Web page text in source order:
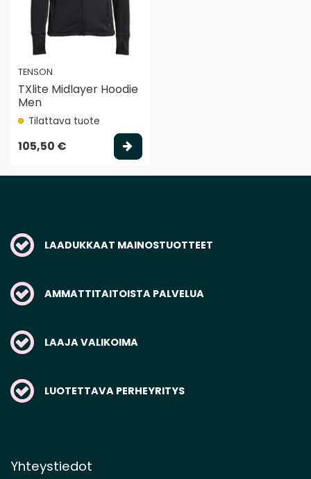
TENSON
TXlite Midlayer Hoodie
Men
Tilattava tuote
105,50 €
LAADUKKAAT MAINOSTUOTTEET
AMMATTITAITOISTA PALVELUA
LAAJA VALIKOIMA
LUOTETTAVA PERHEYRITYS
Yhteystiedot